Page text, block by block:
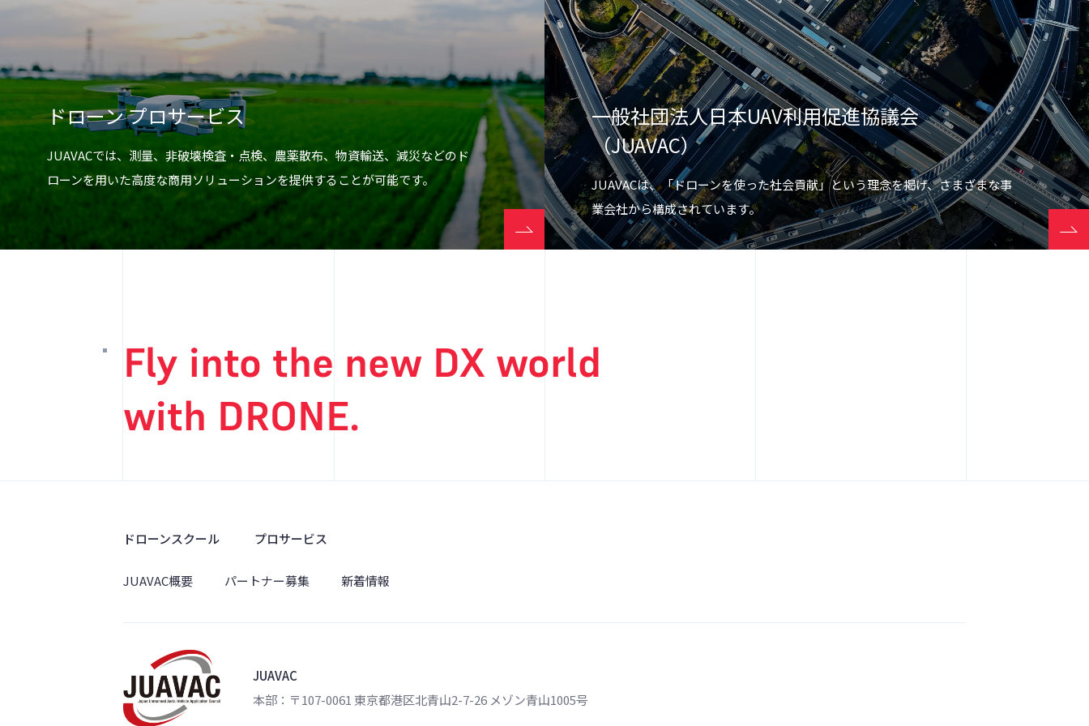
ドローン プロサービス
JUAVACでは、測量、非破壊検査・点検、農薬散布、物資輸送、減災などのド
ローンを用いた高度な商用ソリューションを提供することが可能です。
一般社団法人日本UAV利用促進協議会
（JUAVAC）
JUAVACは、「ドローンを使った社会貢献」という理念を掲げ、さまざまな事
業会社から構成されています。
Fly into the new DX world
with DRONE.
ドローンスクール プロサービス
JUAVAC概要 パートナー募集 新着情報
JUAVAC
本部：〒107-0061 東京都港区北青山2-7-26 メゾン青山1005号